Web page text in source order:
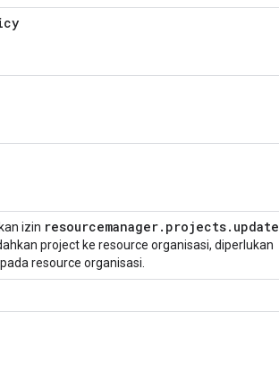
izin resourcemanager. projects. update
project ke resource organisasi, diperlukan
pada resource organisasi.